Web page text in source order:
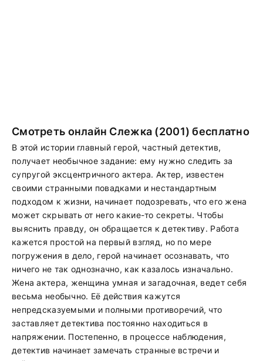
Смотреть онлайн Слежка (2001) бесплатно
В этой истории главный герой, частный детектив,
получает необычное задание: ему нужно следить за
супругой эксцентричного актера. Актер, известен
своими странными повадками и нестандартным
подходом к жизни, начинает подозревать, что его жена
может скрывать от него какие-то секреты. Чтобы
выяснить правду, он обращается к детективу. Работа
кажется простой на первый взгляд, но по мере
погружения в дело, герой начинает осознавать, что
ничего не так однозначно, как казалось изначально.
Жена актера, женщина умная и загадочная, ведет себя
весьма необычно. Её действия кажутся
непредсказуемыми и полными противоречий, что
заставляет детектива постоянно находиться в
напряжении. Постепенно, в процессе наблюдения,
детектив начинает замечать странные встречи и